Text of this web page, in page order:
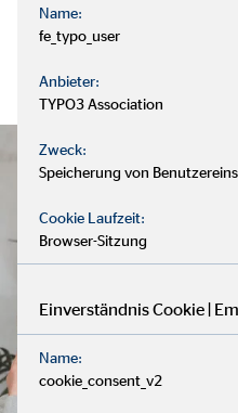
Name:
fe_typo_user
Anbieter:
TYPO3 Association
Zweck:
Speicherung von
Cookie Laufzeit:
Browser-Sitzung
Einverständnis Cookie |
Name:
cookie_consent_v2